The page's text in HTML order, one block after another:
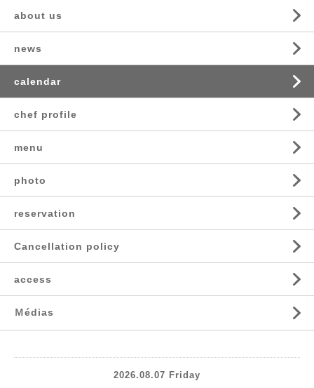
about us
news
calendar
chef profile
menu
photo
reservation
Cancellation policy
access
Ｍédias
2026.08.07 Friday